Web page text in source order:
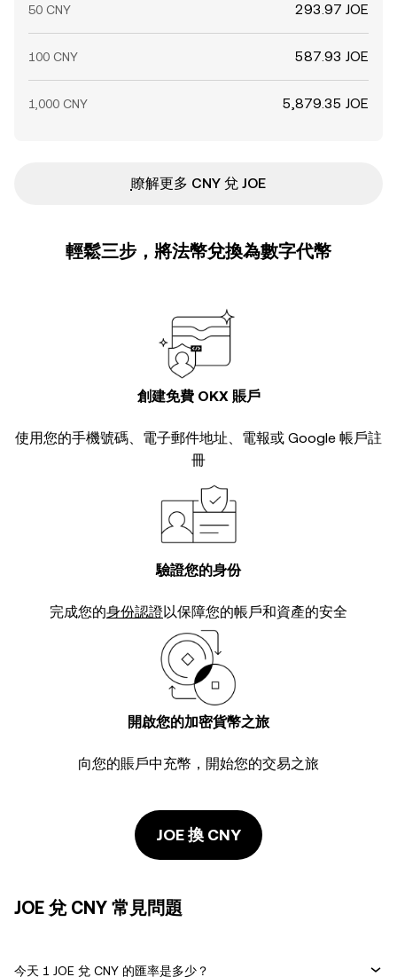
50 CNY 293.97 JOE
100 CNY 587.93 JOE
1,000 CNY 5,879.35 JOE
ִִִִִִִִִִִִִִִִִִִִִִִִִִִִִִִִִִִִִִִִִִִִִִִ瞭解更多 CNY 兌 JOE
輕鬆三步，將法幣兌換為數字代幣
創建免費 OKX 賬戶
使用您的手機號碼、電子郵件地址、電報或 Google 帳戶註
冊
驗證您的身份
完成您的身份認證以保障您的帳戶和資產的安全
開啟您的加密貨幣之旅
向您的賬戶中充幣，開始您的交易之旅
JOE 換 CNY
JOE 兌 CNY 常見問題
今天 1 JOE 兌 CNY 的匯率是多少？